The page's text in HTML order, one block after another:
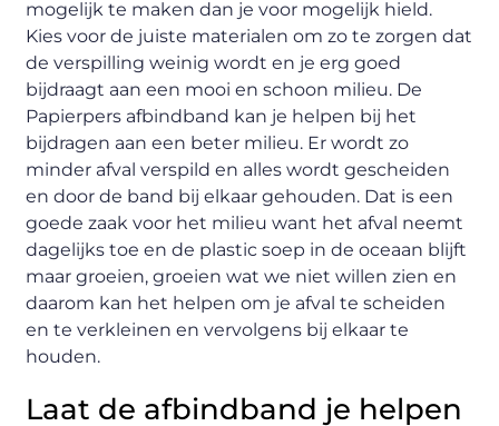
mogelijk te maken dan je voor mogelijk hield.
Kies voor de juiste materialen om zo te zorgen dat
de verspilling weinig wordt en je erg goed
bijdraagt aan een mooi en schoon milieu. De
Papierpers afbindband kan je helpen bij het
bijdragen aan een beter milieu. Er wordt zo
minder afval verspild en alles wordt gescheiden
en door de band bij elkaar gehouden. Dat is een
goede zaak voor het milieu want het afval neemt
dagelijks toe en de plastic soep in de oceaan blijft
maar groeien, groeien wat we niet willen zien en
daarom kan het helpen om je afval te scheiden
en te verkleinen en vervolgens bij elkaar te
houden.
Laat de afbindband je helpen